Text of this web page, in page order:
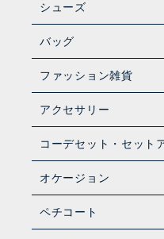
シューズ
バッグ
ファッション雑貨
アクセサリー
コーデセット・セット
オケージョン
ペチコート